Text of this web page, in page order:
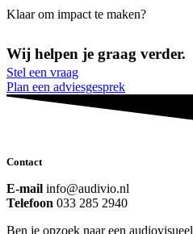
Klaar om impact te maken?
Wij helpen je graag verder.
Stel een vraag
Plan een adviesgesprek
Contact
E-mail info@audivio.nl
Telefoon 033 285 2940
Ben je opzoek naar een